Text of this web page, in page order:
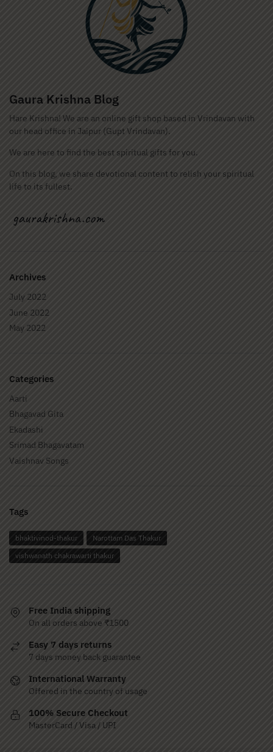
Gaura Krishna Blog
Hare Krishna! We are an online gift shop based in Vrindavan with
our head office in Jaipur (Gupt Vrindavan).
We are here to find the best spiritual gifts for you.
On this blog, we share devotional content to relish your spiritual
life to its fullest.
Archives
July 2022
June 2022
May 2022
Categories
Aarti
Bhagavad Gita
Ekadashi
Srimad Bhagavatam
Vaishnav Songs
Tags
bhaktivinod-thakur
Narottam Das Thakur
vishwanath chakrawarti thakur
Free India shipping
On all orders above ₹1500
Easy 7 days returns
7 days money back guarantee
International Warranty
Offered in the country of usage
100% Secure Checkout
MasterCard / Visa / UPI